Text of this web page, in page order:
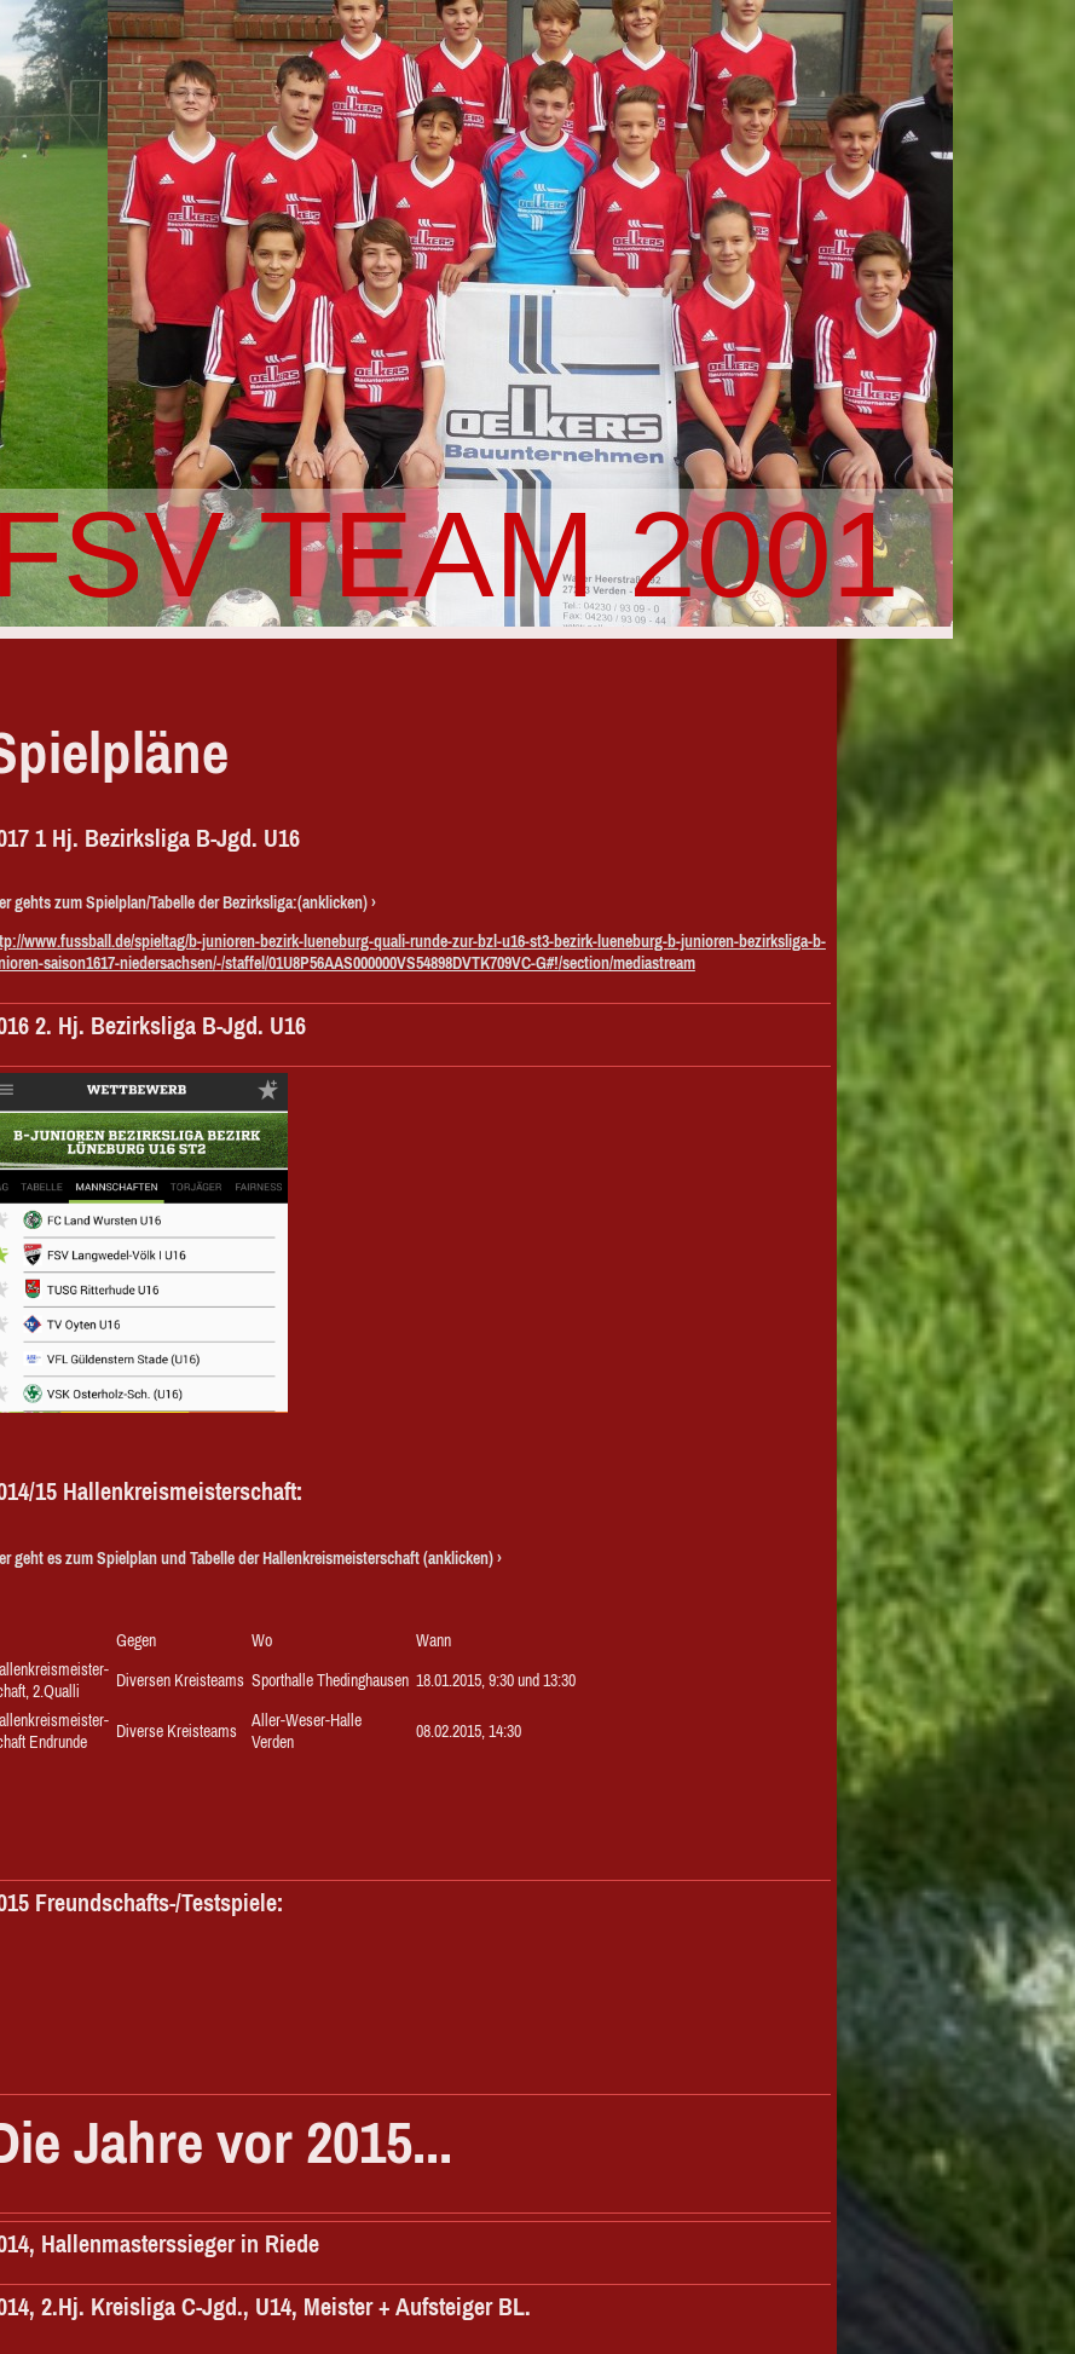
TEAM 2001
1 Hj. Bezirksliga B-Jgd. U16
gehts zum Spielplan/Tabelle der Bezirksliga:(anklicken)
www.fussball.de/spieltag/b-junioren-bezirk-lueneburg-quali-runde-zur-bzl-u16-st3-bezirk-lueneburg-b-junioren-bezirksliga-b-
saison1617-niedersachsen/-/staffel/01U8P56AAS000000VS54898DVTK709VC-G#!/section/mediastream
2. Hj. Bezirksliga B-Jgd. U16
15 Hallenkreismeisterschaft:
geht es zum Spielplan und Tabelle der Hallenkreismeisterschaft (anklicken)
Gegen Wo
Wann
2.Qualli
Diversen Kreisteams Sporthalle Thedinghausen 18.01.2015, 9:30 und 13:30
Endrunde
Diverse Kreisteams
Aller-Weser-Halle
Verden
08.02.2015, 14:30
Freundschafts-/Testspiele:
Jahre vor 2015...
Hallenmasterssieger in Riede
2.Hj. Kreisliga C-Jgd., U14, Meister + Aufsteiger BL.